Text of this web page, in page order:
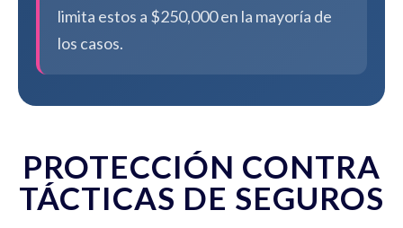
limita estos a $250,000 en la mayoría de
los casos.
PROTECCIÓN CONTRA
TÁCTICAS DE SEGUROS